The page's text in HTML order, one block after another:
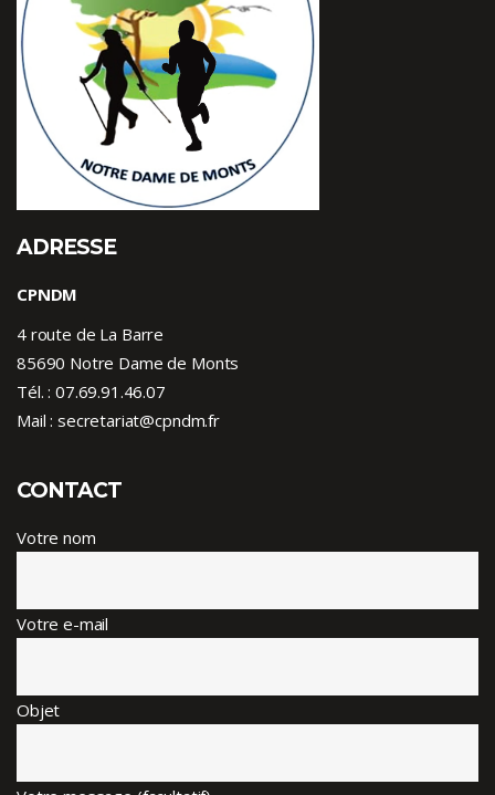
ADRESSE
CPNDM
4 route de La Barre
85690 Notre Dame de Monts
Tél. : 07.69.91.46.07
Mail : secretariat@cpndm.fr
CONTACT
Votre nom
Votre e-mail
Objet